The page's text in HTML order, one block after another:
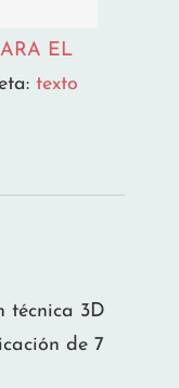
EL
texto
técnica 3D
de 7